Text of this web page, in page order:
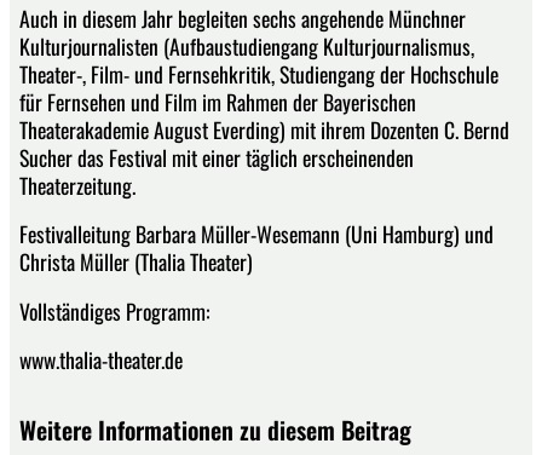
Auch in diesem Jahr begleiten sechs angehende Münchner
Kulturjournalisten (Aufbaustudiengang Kulturjournalismus,
Theater-, Film- und Fernsehkritik, Studiengang der Hochschule
für Fernsehen und Film im Rahmen der Bayerischen
Theaterakademie August Everding) mit ihrem Dozenten C. Bernd
Sucher das Festival mit einer täglich erscheinenden
Theaterzeitung.
Festivalleitung Barbara Müller-Wesemann (Uni Hamburg) und
Christa Müller (Thalia Theater)
Vollständiges Programm:
www.thalia-theater.de
Weitere Informationen zu diesem Beitrag